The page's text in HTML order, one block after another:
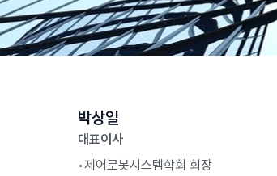
박상일
대표이사
•제어로봇시스템학회 회장